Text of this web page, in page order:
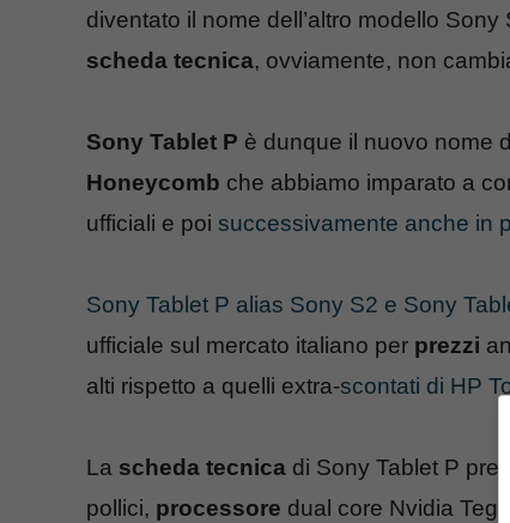
diventato il nome dell’altro modello
scheda tecnica, ovviamente, non
Sony Tablet P è dunque il nuovo nome
Honeycomb che abbiamo imparato a
ufficiali e poi successivamente anche in
Sony Tablet P alias Sony S2 e Sony
ufficiale sul mercato italiano per prezzi
alti rispetto a quelli extra-scontati di HP
La scheda tecnica di Sony Tablet P
pollici, processore dual core Nvidia